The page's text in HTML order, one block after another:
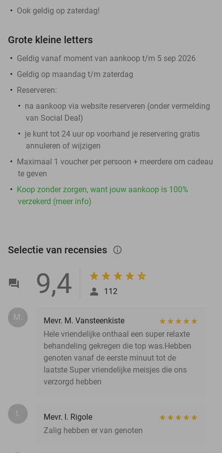
Ook geldig op zaterdag!
Grote kleine letters
Geldig vanaf moment van aankoop t/m 5 sep 2026
Geldig op maandag t/m zaterdag
Reserveren:
na aankoop via website reserveren (onder vermelding
van Social Deal)
je kunt tot 24 uur op voorhand je reservering gratis
annuleren of wijzigen
Maximaal 1 voucher per persoon + meerdere om cadeau
te geven
Koop zonder zorgen, want jouw aankoop is 100%
verzekerd (meer info)
Selectie van recensies info_outlined
9,4 112
M.
Mevr. M. Vansteenkiste
Hele vriendelijke onthaal een super relaxte
behandeling gekregen die top was.Hebben
genoten vanaf de eerste minuut tot de
laatste Super vriendelijke meisjes die ons
verzorgd hebben
I.
Mevr. I. Rigole
Zalig hebben er van genoten